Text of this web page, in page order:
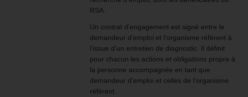
RSA.
Un contrat d’engagement est signé entre le
demandeur d’emploi et l’organisme référent à
l’issue d’un entretien de diagnostic. Il définit
pour chacun les actions et obligations propre à
la personne accompagnée en tant que
demandeur d’emploi et celles de l’organisme
référent.